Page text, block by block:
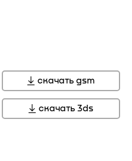
скачать gsm
скачать 3ds